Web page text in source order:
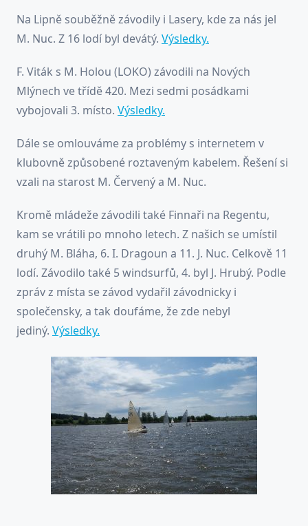
Na Lipně souběžně závodily i Lasery, kde za nás jel
M. Nuc. Z 16 lodí byl devátý. Výsledky.
F. Viták s M. Holou (LOKO) závodili na Nových
Mlýnech ve třídě 420. Mezi sedmi posádkami
vybojovali 3. místo. Výsledky.
Dále se omlouváme za problémy s internetem v
klubovně způsobené roztaveným kabelem. Řešení si
vzali na starost M. Červený a M. Nuc.
Kromě mládeže závodili také Finnaři na Regentu,
kam se vrátili po mnoho letech. Z našich se umístil
druhý M. Bláha, 6. I. Dragoun a 11. J. Nuc. Celkově 11
lodí. Závodilo také 5 windsurfů, 4. byl J. Hrubý. Podle
zpráv z místa se závod vydařil závodnicky i
společensky, a tak doufáme, že zde nebyl
jediný. Výsledky.